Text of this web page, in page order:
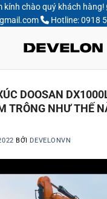
kính chào quý khách hàng!
Hotline: 0918
DOOSAN
TRÔNG NHƯ THẾ
BỞI DEVELONVN